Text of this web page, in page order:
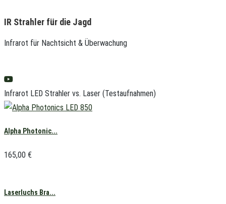
IR Strahler für die Jagd
Infrarot für Nachtsicht & Überwachung
Infrarot LED Strahler vs. Laser (Testaufnahmen)
Alpha Photonic...
165,00 €
Laserluchs Bra...